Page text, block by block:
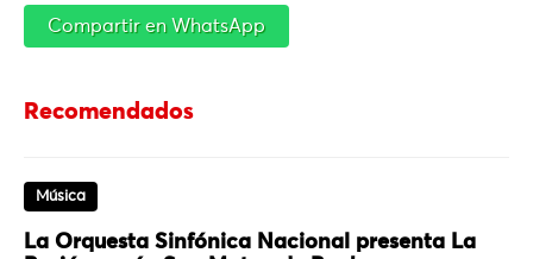
Compartir en WhatsApp
Recomendados
Música
La Orquesta Sinfónica Nacional presenta La